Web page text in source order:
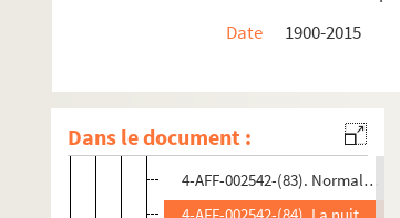
Date
1900-2015
Dans le document :
4-AFF-002542-(79). Nada
4-AFF-002542-(81). Der Name (
4-AFF-002542-(82). Nina, c'est
4-AFF-002542-(83). Normalement,